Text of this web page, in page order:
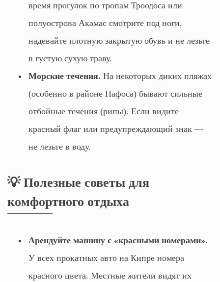
время прогулок по тропам Троодоса или
полуострова Акамас смотрите под ноги,
надевайте плотную закрытую обувь и не лезьте
в густую сухую траву.
Морские течения. На некоторых диких пляжах
(особенно в районе Пафоса) бывают сильные
отбойные течения (рипы). Если видите
красный флаг или предупреждающий знак —
не лезьте в воду.
💡 Полезные советы для
комфортного отдыха
Арендуйте машину с «красными номерами».
У всех прокатных авто на Кипре номера
красного цвета. Местные жители видят их